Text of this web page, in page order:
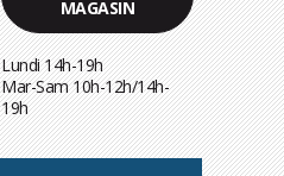
MAGASIN
Lundi 14h-19h
Mar-Sam 10h-12h/14h-
19h